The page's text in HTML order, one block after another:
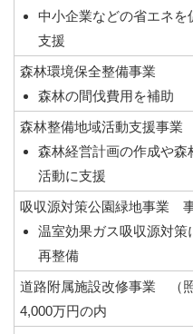
中小企業などの省エネを
支援
森林環境保全整備事業
森林の間伐費用を補助
森林整備地域活動支援事業
森林経営計画の作成や森
活動に支援
吸収源対策公園緑地事業
温室効果ガス吸収源対策
再整備
道路附属施設改修事業 （
4,000万円の内